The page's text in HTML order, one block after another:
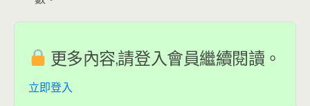
更多內容,請登入會員繼續閱讀。
立即登入